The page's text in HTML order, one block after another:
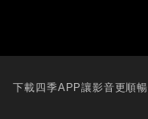
下載四季APP讓影音更順暢